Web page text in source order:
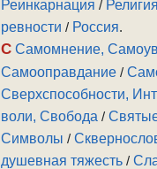
Реинкарнация / Религия
ревности / Россия.
С Самомнение,
Самооправдание /
Сверхспособности,
воли, Свобода /
Символы /
душевная тяжесть /